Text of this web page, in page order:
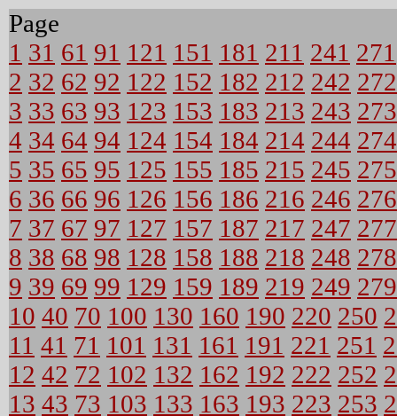
Page
1 31 61 91 121 151 181 211 241 271
2 32 62 92 122 152 182 212 242 272
3 33 63 93 123 153 183 213 243 273
4 34 64 94 124 154 184 214 244 274
5 35 65 95 125 155 185 215 245 275
6 36 66 96 126 156 186 216 246 276
7 37 67 97 127 157 187 217 247 277
8 38 68 98 128 158 188 218 248 278
9 39 69 99 129 159 189 219 249 279
10 40 70 100 130 160 190 220 250
11 41 71 101 131 161 191 221 251
12 42 72 102 132 162 192 222 252
13 43 73 103 133 163 193 223 253